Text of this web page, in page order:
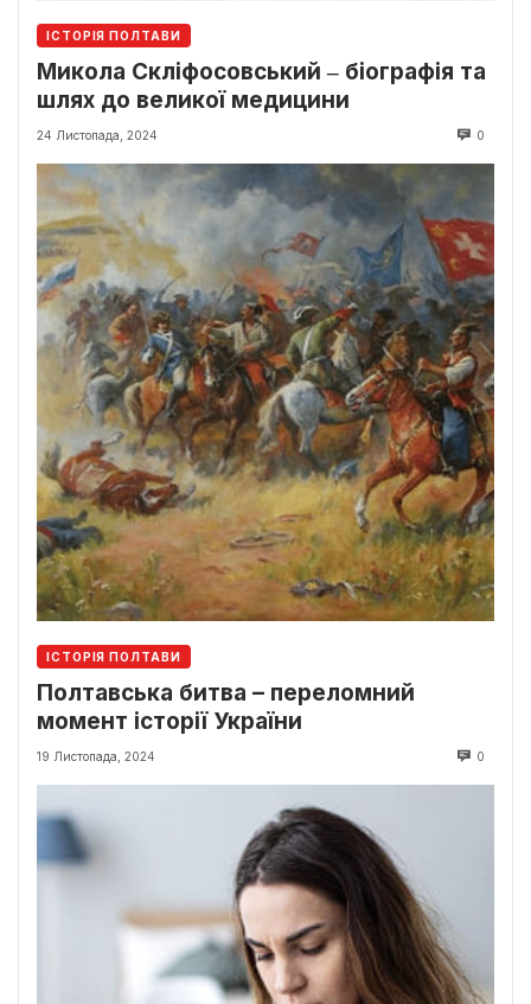
ІСТОРІЯ ПОЛТАВИ
Микола Скліфосовський ‒ біографія та
шлях до великої медицини
24 Листопада, 2024 0
ІСТОРІЯ ПОЛТАВИ
Полтавська битва – переломний
момент історії України
19 Листопада, 2024 0